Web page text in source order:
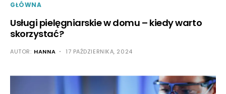
GŁÓWNA
Usługi pielęgniarskie w domu – kiedy warto
skorzystać?
AUTOR: HANNA 17 PAŹDZIERNIKA, 2024